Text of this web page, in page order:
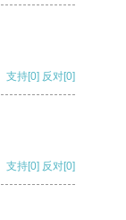
支持[0] 反对[0]
支持[0] 反对[0]